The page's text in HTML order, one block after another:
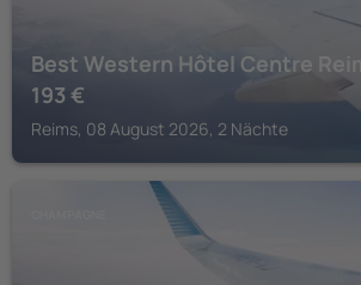
Best Western Hôtel Centre
193 €
Reims, 08 August 2026, 2 Nächte